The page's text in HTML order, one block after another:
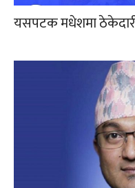
यसपटक मधेशमा ठेकेदारी